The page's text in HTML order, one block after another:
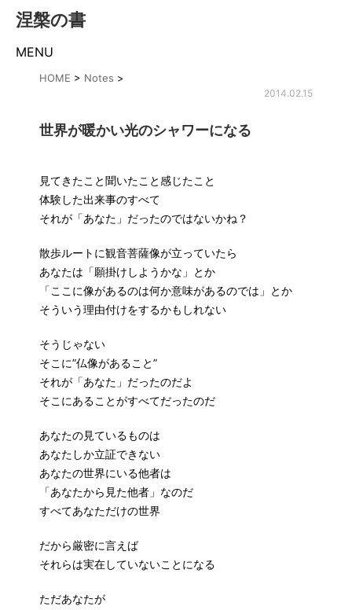
涅槃の書
MENU
HOME > Notes >
2014.02.15
世界が暖かい光のシャワーになる
見てきたこと聞いたこと感じたこと
体験した出来事のすべて
それが「あなた」だったのではないかね？
散歩ルートに観音菩薩像が立っていたら
あなたは「願掛けしようかな」とか
「ここに像があるのは何か意味があるのでは」とか
そういう理由付けをするかもしれない
そうじゃない
そこに”仏像があること”
それが「あなた」だったのだよ
そこにあることがすべてだったのだ
あなたの見ているものは
あなたしか立証できない
あなたの世界にいる他者は
「あなたから見た他者」なのだ
すべてあなただけの世界
だから厳密に言えば
それらは実在していないことになる
ただあなたが